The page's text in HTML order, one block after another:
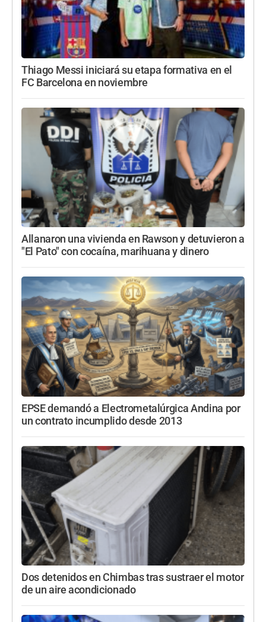
Thiago Messi iniciará su etapa formativa en el
FC Barcelona en noviembre
Allanaron una vivienda en Rawson y detuvieron a
"El Pato" con cocaína, marihuana y dinero
EPSE demandó a Electrometalúrgica Andina por
un contrato incumplido desde 2013
Dos detenidos en Chimbas tras sustraer el motor
de un aire acondicionado